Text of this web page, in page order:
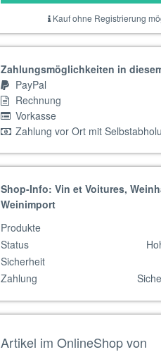
Kauf ohne Registrierung
Zahlungsmöglichkeiten in
PayPal
Rechnung
Vorkasse
Zahlung vor Ort mit
Shop-Info: Vin et Voitures,
Weinimport
Produkte
Status
Sicherheit
Zahlung
Artikel im OnlineShop von